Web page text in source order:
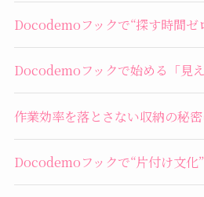
Docodemoフックで“探す時間ゼ
Docodemoフックで始める「見
作業効率を落とさない収納の秘
Docodemoフックで“片付け文化